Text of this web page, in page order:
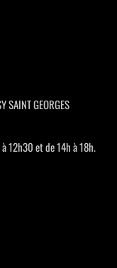
GEORGES
12h30 et de 14h à 18h.